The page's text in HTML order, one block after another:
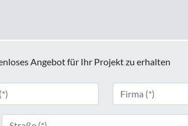
Angebot für Ihr Projekt zu erhalten